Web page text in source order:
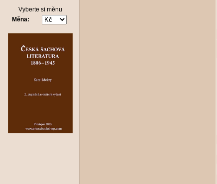
Vyberte si měnu
Měna: